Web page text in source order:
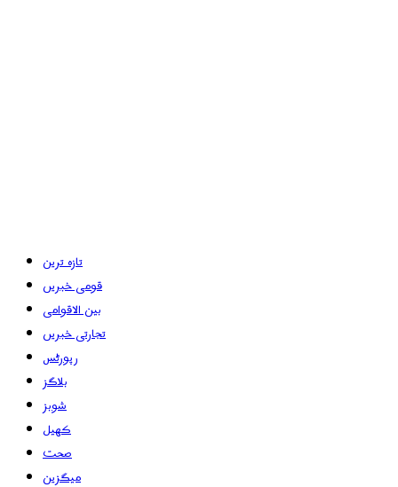
تازہ ترین
قومی خبریں
بین الاقوامی
تجارتی خبریں
رپورٹس
بلاگز
شوبز
کھیل
صحت
میگزین